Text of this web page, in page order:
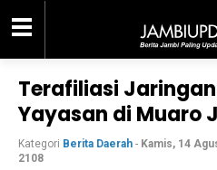
Terafiliasi Jaringan
Yayasan di Muaro
Kategori Berita Daerah - Kamis, 14
2108